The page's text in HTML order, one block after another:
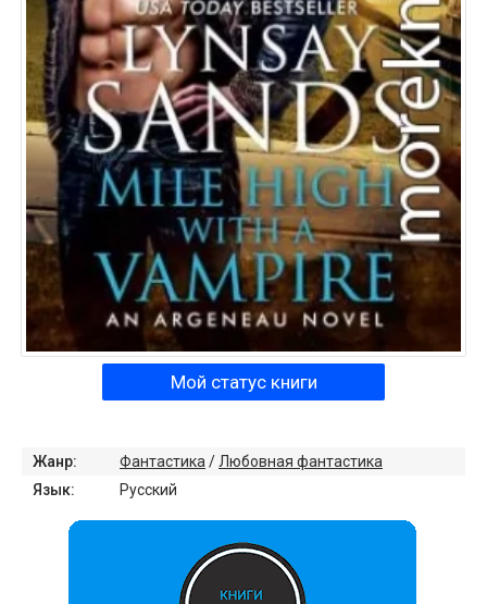
Мой статус книги
Жанр: Фантастика / Любовная фантастика
Язык:
Русский